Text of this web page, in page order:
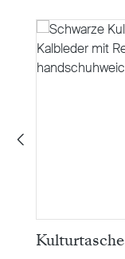
Kulturtasche